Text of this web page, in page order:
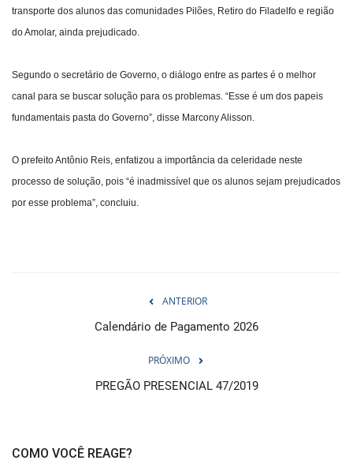
transporte dos alunos das comunidades Pilões, Retiro do Filadelfo e região
do Amolar, ainda prejudicado.
Segundo o secretário de Governo, o diálogo entre as partes é o melhor
canal para se buscar solução para os problemas. “Esse é um dos papeis
fundamentais pasta do Governo”, disse Marcony Alisson.
O prefeito Antônio Reis, enfatizou a importância da celeridade neste
processo de solução, pois “é inadmissível que os alunos sejam prejudicados
por esse problema”, concluiu.
ANTERIOR
Calendário de Pagamento 2026
PRÓXIMO
PREGÃO PRESENCIAL 47/2019
COMO VOCÊ REAGE?